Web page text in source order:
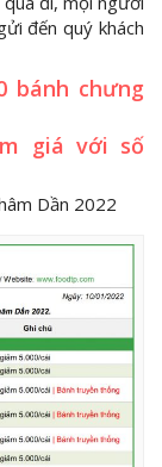
đến quý khách
bánh chưng
giá với số
Dần 2022